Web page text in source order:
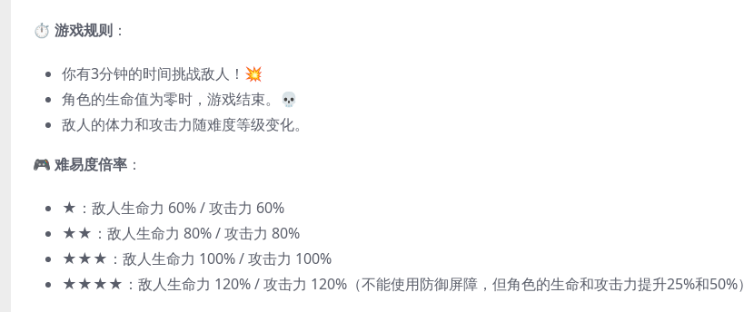
⏱️ 游戏规则 ：
你有3分钟的时间挑战敌人！💥
角色的生命值为零时，游戏结束。💀
敌人的体力和攻击力随难度等级变化。
🎮 难易度倍率 ：
★ ：敌人生命力 60% / 攻击力 60%
★★ ：敌人生命力 80% / 攻击力 80%
★★★ ：敌人生命力 100% / 攻击力 100%
★★★★ ：敌人生命力 120% / 攻击力 120%（不能使用防御屏障，但角色的生命和攻击力提升25%和50%）